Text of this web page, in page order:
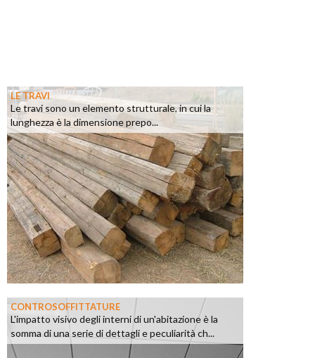
LE TRAVI
Le travi sono un elemento strutturale, in cui la
lunghezza è la dimensione prepo...
CONTROSOFFITTATURE
L'impatto visivo degli interni di un'abitazione è la
somma di una serie di dettagli e peculiarità ch...